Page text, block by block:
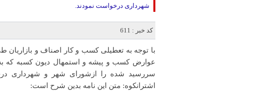
شهرداری درخواست نمودند.
کد خبر : 611
با توجه به تعطیلی کسب و کار اصناف و
عوارض کسب و پیشه و استمهال دیون کسبه که
سررسید شده‌ را از‌شورای شهر و شهرداری
اشترانکوه: متن این نامه بدین شرح است: